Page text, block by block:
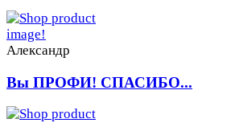
Александр
Вы ПРОФИ! СПАСИБО...